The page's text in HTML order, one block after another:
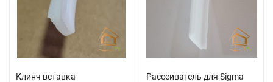
Клинч вставка
Рассеиватель для Sigma